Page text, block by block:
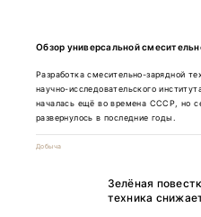
Обзор универсальной
Разработка смесительно-зарядной
научно-исследовательского
началась ещё во времена СССР, но
развернулось в последние годы.
Добыча
Зелёная
техника